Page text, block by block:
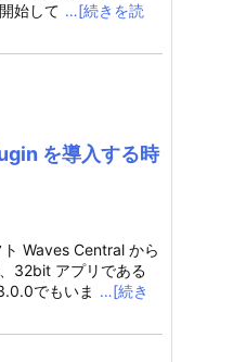
始して …[続きを読
を導入する時
Waves Central から
32bit アプリである
でもいま …[続き